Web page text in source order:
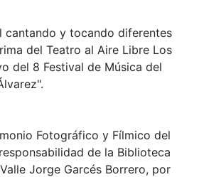
cantando y tocando diferentes
del Teatro al Aire Libre Los
del 8 Festival de Música del
Fotográfico y Fílmico del
de la Biblioteca
Jorge Garcés Borrero, por